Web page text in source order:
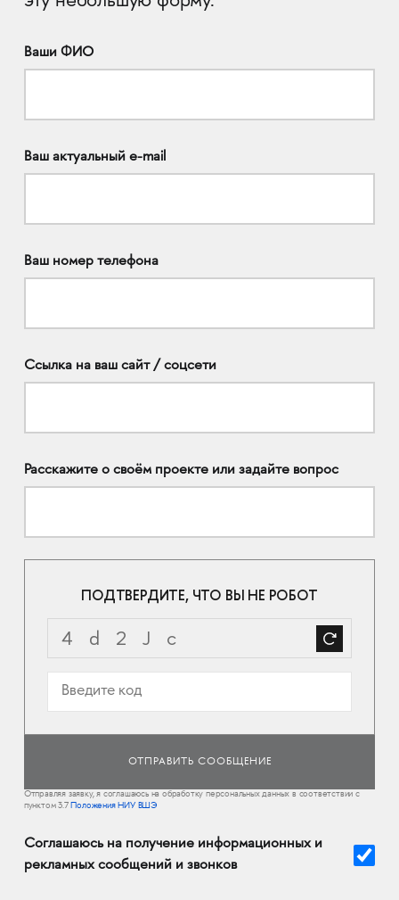
Ваши ФИО
Ваш актуальный e-mail
Ваш номер телефона
Ссылка на ваш сайт / соцсети
Расскажите о своём проекте или задайте вопрос
ПОДТВЕРДИТЕ, ЧТО ВЫ НЕ РОБОТ
Отправляя заявку, я соглашаюсь на обработку персональных данных в соответствии с
пунктом 3.7Положения НИУ ВШЭ
Соглашаюсь на получение информационных и
рекламных сообщений и звонков